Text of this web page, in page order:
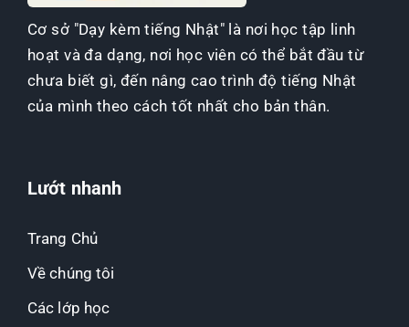
Cơ sở "Dạy kèm tiếng Nhật" là nơi học tập linh
hoạt và đa dạng, nơi học viên có thể bắt đầu từ
chưa biết gì, đến nâng cao trình độ tiếng Nhật
của mình theo cách tốt nhất cho bản thân.
Lướt nhanh
Trang Chủ
Về chúng tôi
Các lớp học